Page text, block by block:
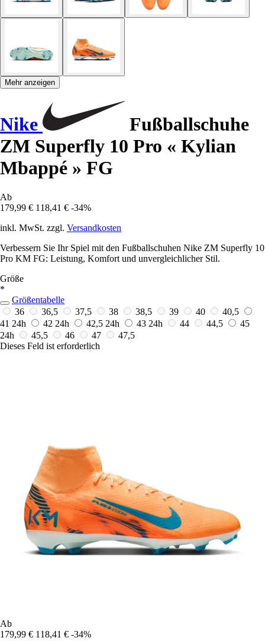
Mehr anzeigen
Nike
Fußballschuhe
ZM Superfly 10 Pro « Kylian
Mbappé » FG
Ab
179,99 € 118,41 € -34%
inkl. MwSt. zzgl. Versandkosten
Verbessern Sie Ihr Spiel mit den Fußballschuhen Nike ZM Superfly 10
Pro KM FG: Leistung, Komfort und unvergleichlicher Stil.
Größe
*
Größentabelle
36
36,5 37,5 38 38,5 39 40
40,5
41 24h 42 24h 42,5 24h 43 24h 44 44,5
45
24h
45,5 46 47
47,5
Dieses Feld ist erforderlich
Ab
179,99 € 118,41 € -34%